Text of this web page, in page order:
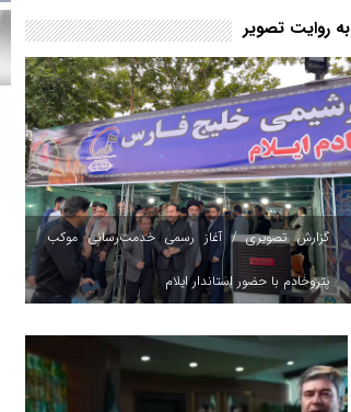
به روایت تصویر
گزارش تصویری / آغاز رسمی خدمت‌رسانی موکب
پتروخادم با حضور استاندار ایلام